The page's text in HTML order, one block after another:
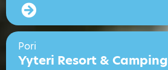
Pori
Yyteri Resort & Camping